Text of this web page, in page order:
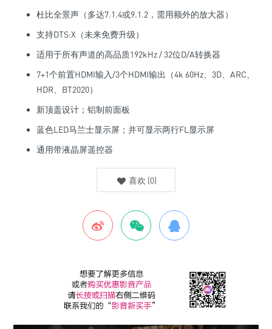
杜比全景声（多达7.1.4或9.1.2，需用额外的放大器）
支持DTS:X（未来免费升级）
适用于所有声道的高品质192kHz / 32位D/A转换器
7+1个前置HDMI输入/3个HDMI输出（4k 60Hz、3D、ARC、
HDR、BT2020）
新顶盖设计；铝制前面板
蓝色LED马兰士显示屏；并可显示两行FL显示屏
通用带液晶屏遥控器
喜欢 (0)